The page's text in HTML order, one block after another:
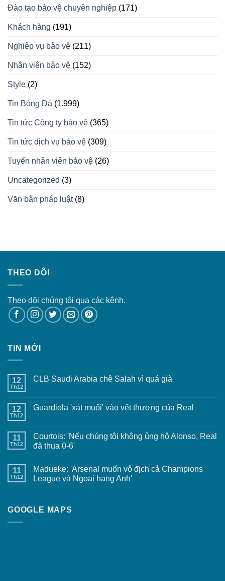
Đào tạo bảo vệ chuyên nghiệp (171)
Khách hàng (191)
Nghiệp vụ bảo vệ (211)
Nhân viên bảo vệ (152)
Style (2)
Tin Bóng Đá (1.999)
Tin tức Công ty bảo vệ (365)
Tin tức dịch vụ bảo vệ (309)
Tuyển nhân viên bảo vệ (26)
Uncategorized (3)
Văn bản pháp luật(8)
THEO DÕI
Theo dõi chúng tôi qua các kênh.
TIN MỚI
12
Th12
CLB Saudi Arabia chê Salah vì quá già
12
Th12
Guardiola 'xát muối' vào vết thương của Real
11
Th12
Courtois: 'Nếu chúng tôi không ủng hộ Alonso, Real
đã thua 0-6'
11
Th12
Madueke: 'Arsenal muốn vô địch cả Champions
League và Ngoại hạng Anh'
GOOGLE MAPS